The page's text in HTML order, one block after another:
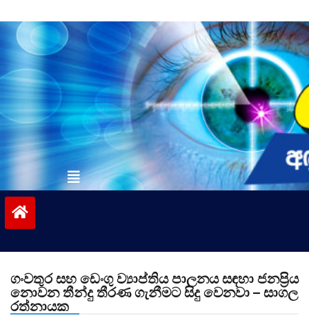
to
contentvinivida.lk
ගංවතුර සහ ඩෙංගු ව්‍යාප්තිය පාලනය සඳහා ජනප්‍රිය
නොවන තීන්දු තීරණ ගැනීමට සිදු වෙනවා – සාගල
රත්නායක